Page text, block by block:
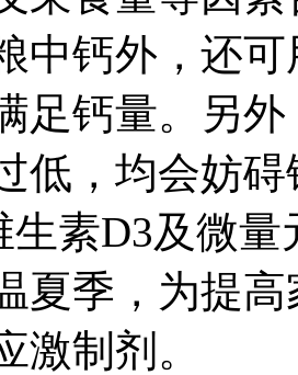
中钙外，还
足钙量。另
低，均会妨
生素D3及微
夏季，为提
激制剂。